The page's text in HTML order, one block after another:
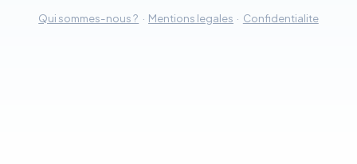
Qui sommes-nous ? · Mentions legales · Confidentialite